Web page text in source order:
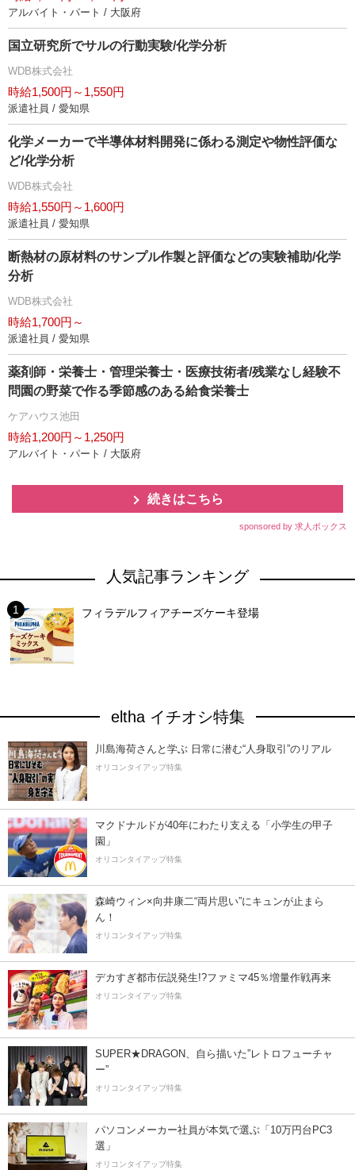
アルバイト・パート / 大阪府
国立研究所でサルの行動実験/化学分析
WDB株式会社
時給1,500円～1,550円
派遣社員 / 愛知県
化学メーカーで半導体材料開発に係わる測定や物性評価な
ど/化学分析
WDB株式会社
時給1,550円～1,600円
派遣社員 / 愛知県
断熱材の原材料のサンプル作製と評価などの実験補助/化学
分析
WDB株式会社
時給1,700円～
派遣社員 / 愛知県
薬剤師・栄養士・管理栄養士・医療技術者/残業なし経験不
問園の野菜で作る季節感のある給食栄養士
ケアハウス池田
時給1,200円～1,250円
アルバイト・パート / 大阪府
続きはこちら
sponsored by 求人ボックス
人気記事ランキング
フィラデルフィアチーズケーキ登場
eltha イチオシ特集
川島海荷さんと学ぶ 日常に潜む“人身取引”のリアル
オリコンタイアップ特集
マクドナルドが40年にわたり支える「小学生の甲子
園」
オリコンタイアップ特集
森崎ウィン×向井康二“両片思い”にキュンが止まら
ん！
オリコンタイアップ特集
デカすぎ都市伝説発生!?ファミマ45％増量作戦再来
オリコンタイアップ特集
SUPER★DRAGON、自ら描いた”レトロフューチャ
ー”
オリコンタイアップ特集
パソコンメーカー社員が本気で選ぶ「10万円台PC3
選」
オリコンタイアップ特集